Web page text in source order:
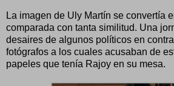
La imagen de Uly Martín se convertía
comparada con tanta similitud. Una
desaires de algunos políticos en
fotógrafos a los cuales acusaban de
papeles que tenía Rajoy en su mesa.